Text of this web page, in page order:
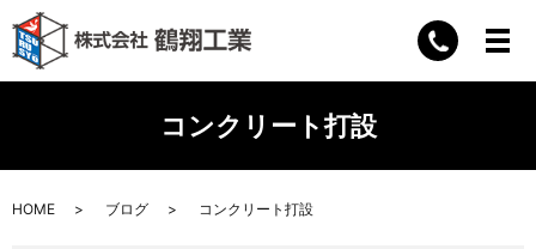
コンクリート打設
HOME ブログ コンクリート打設